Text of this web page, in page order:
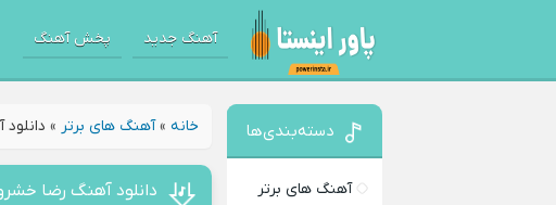
آهنگ جدید پخش آهنگ
خانه »آهنگ های برتر »
دانلود آهنگ رضا
دسته‌بندی‌ها
آهنگ های برتر